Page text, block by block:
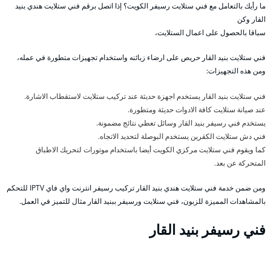
ما رأيك بالتعامل مع فني ستلايت رسيفر الكويت؟ إذا اتصل برقم فني ستلايت هندي بنيد
القار وكن
سباقا بالحصول على اعمال الستلايت،
فني ستلايت بنيد القار حريص على ارضاء زبائنه واستخدام تجهيزات متطورة في عمله،
ومن هذه التجهيزات:
فني ستلايت بنيد القار يستخدم اجهزة حديثة عند تركيب ستلايت لاستقطاب الاشارة.
عند صيانة ستلايت كافة الادوات حديثة ومتطورة.
يستخدم فني رسيفر بنيد القار وسائل تعطي نتائج مضمونة.
فني دش ستلايت الكقرين يستخدم البوصلة لتحديد الاتجاه.
كما ويقوم فني ستلايت مركزي الكويت أيضا باستخدام موتورات لتحريك الاطباق
المتحركة عن بعد.
ومن ضمن خدمة فني ستلايت هندي بنيد القار تركيب رسيفر انترنت واي فاي IPTV للتحكم
بالمشاهدات المميزة للزبون، فني سنلايت ورسيفر ببنيد القار مثال للتميز في العمل.
فني رسيفر بنيد القار